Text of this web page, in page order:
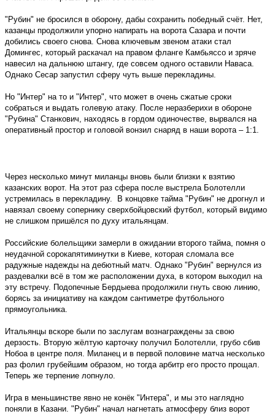
"Рубин" не бросился в оборону, дабы сохранить победный счёт. Нет,
казанцы продолжили упорно напирать на ворота Сазара и почти
добились своего снова. Снова ключевым звеном атаки стал
Домингес, который раскачал на правом фланге Камбьяссо и зряче
навесил на дальнюю штангу, где совсем одного оставили Наваса.
Однако Сесар запустил сферу чуть выше перекладины.
Но "Интер" на то и "Интер", что может в очень сжатые сроки
собраться и выдать голевую атаку. После неразберихи в обороне
"Рубина" Станкович, находясь в гордом одиночестве, вырвался на
оперативный простор и головой вонзил снаряд в наши ворота – 1:1.
Через несколько минут миланцы вновь были близки к взятию
казанских ворот. На этот раз сфера после выстрела Болотелли
устремилась в перекладину.
В концовке тайма "Рубин" не дрогнул и
навязал своему сопернику сверхбойцовский футбол, который видимо
не слишком пришёлся по духу итальянцам.
Российские болельщики замерли в ожидании второго тайма, помня о
неудачной сорокапятиминутки в Киеве, которая сломала все
радужные надежды на дебютный матч. Однако "Рубин" вернулся из
раздевалки всё в том же расположении духа, в котором выходил на
эту встречу. Подопечные Бердыева продолжили гнуть свою линию,
борясь за инициативу на каждом сантиметре футбольного
прямоугольника.
Итальянцы вскоре были по заслугам вознаграждены за свою
дерзость. Вторую жёлтую карточку получил Болотелли, грубо сбив
Нобоа в центре поля. Миланец и в первой половине матча несколько
раз фолил грубейшим образом, но тогда арбитр его просто прощал.
Теперь же терпение лопнуло.
Игра в меньшинстве явно не конёк "Интера", и мы это наглядно
поняли в Казани. "Рубин" начал нагнетать атмосферу близ ворот